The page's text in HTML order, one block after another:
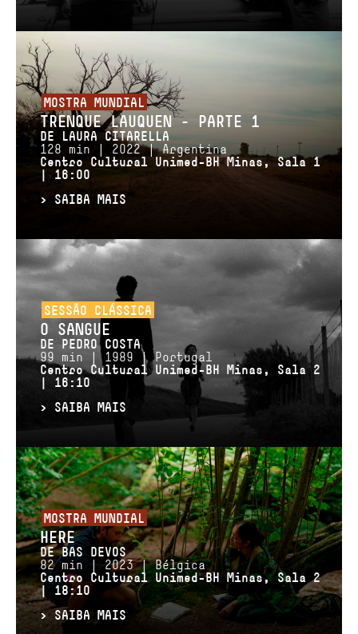
MOSTRA MUNDIAL
TRENQUE LAUQUEN – PARTE 1
DE LAURA CITARELLA
128 min | 2022 | Argentina
Centro Cultural Unimed-BH Minas, Sala 1
| 16:00
> SAIBA MAIS
SESSÃO CLÁSSICA
O SANGUE
DE PEDRO COSTA
99 min | 1989 | Portugal
Centro Cultural Unimed-BH Minas, Sala 2
| 16:10
> SAIBA MAIS
MOSTRA MUNDIAL
HERE
DE BAS DEVOS
82 min | 2023 | Bélgica
Centro Cultural Unimed-BH Minas, Sala 2
| 18:10
> SAIBA MAIS